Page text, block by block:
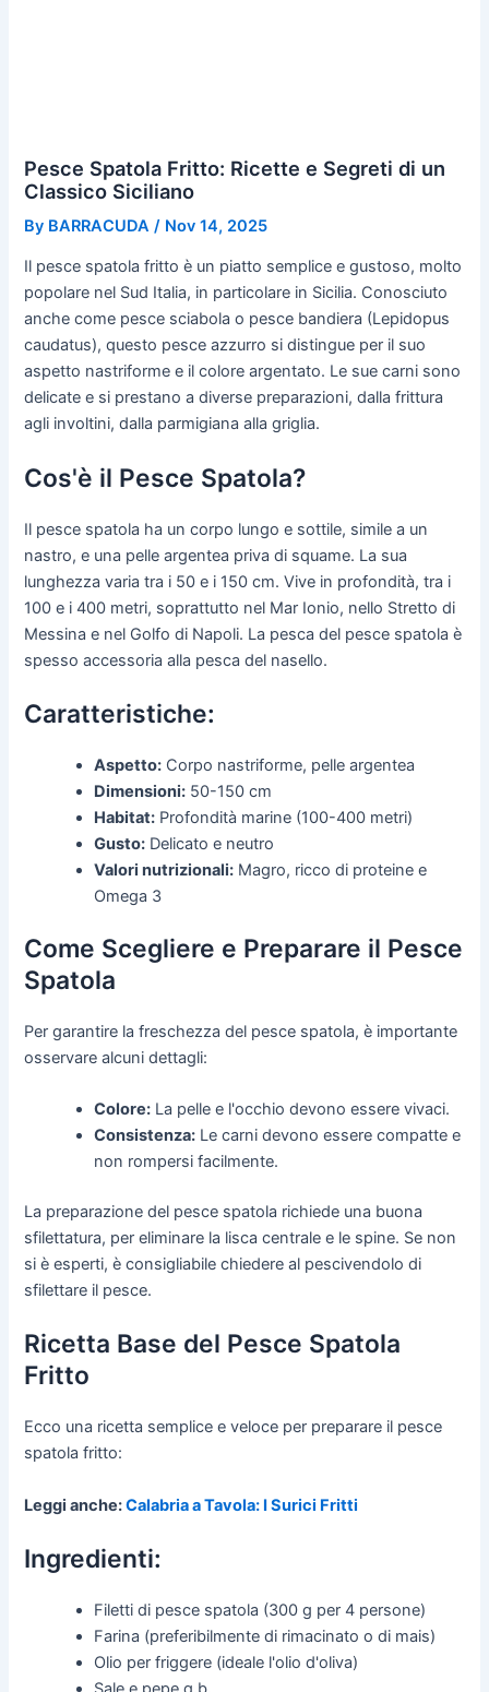
Pesce Spatola Fritto: Ricette e Segreti di un
Classico Siciliano
By BARRACUDA / Nov 14, 2025
Il pesce spatola fritto è un piatto semplice e gustoso, molto
popolare nel Sud Italia, in particolare in Sicilia. Conosciuto
anche come pesce sciabola o pesce bandiera (Lepidopus
caudatus), questo pesce azzurro si distingue per il suo
aspetto nastriforme e il colore argentato. Le sue carni sono
delicate e si prestano a diverse preparazioni, dalla frittura
agli involtini, dalla parmigiana alla griglia.
Cos'è il Pesce Spatola?
Il pesce spatola ha un corpo lungo e sottile, simile a un
nastro, e una pelle argentea priva di squame. La sua
lunghezza varia tra i 50 e i 150 cm. Vive in profondità, tra i
100 e i 400 metri, soprattutto nel Mar Ionio, nello Stretto di
Messina e nel Golfo di Napoli. La pesca del pesce spatola è
spesso accessoria alla pesca del nasello.
Caratteristiche:
Aspetto: Corpo nastriforme, pelle argentea
Dimensioni: 50-150 cm
Habitat: Profondità marine (100-400 metri)
Gusto: Delicato e neutro
Valori nutrizionali: Magro, ricco di proteine e
Omega 3
Come Scegliere e Preparare il Pesce
Spatola
Per garantire la freschezza del pesce spatola, è importante
osservare alcuni dettagli:
Colore: La pelle e l'occhio devono essere vivaci.
Consistenza: Le carni devono essere compatte e
non rompersi facilmente.
La preparazione del pesce spatola richiede una buona
sfilettatura, per eliminare la lisca centrale e le spine. Se non
si è esperti, è consigliabile chiedere al pescivendolo di
sfilettare il pesce.
Ricetta Base del Pesce Spatola
Fritto
Ecco una ricetta semplice e veloce per preparare il pesce
spatola fritto:
Leggi anche:Calabria a Tavola: I Surici Fritti
Ingredienti:
Filetti di pesce spatola (300 g per 4 persone)
Farina (preferibilmente di rimacinato o di mais)
Olio per friggere (ideale l'olio d'oliva)